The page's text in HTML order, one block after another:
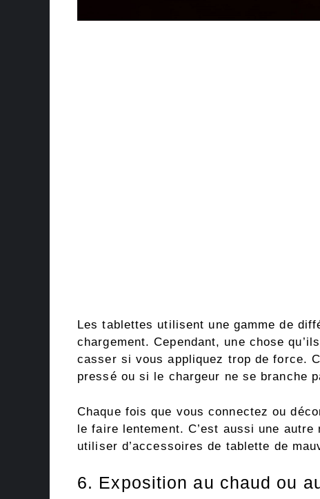
Les tablettes utilisent une gamme de
chargement. Cependant, une chose
casser si vous appliquez trop de force.
pressé ou si le chargeur ne se branche
Chaque fois que vous connectez ou
le faire lentement. C’est aussi une
utiliser d’accessoires de tablette de
6. Exposition au chaud ou